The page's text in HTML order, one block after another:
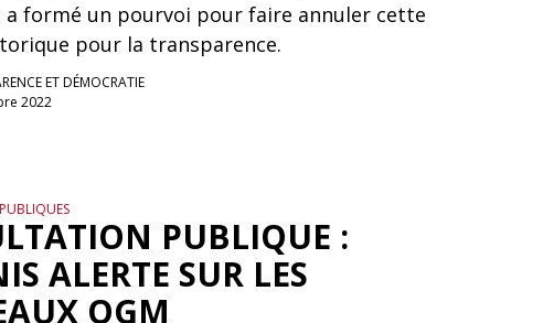
a formé un pourvoi pour faire annuler cette
pour la transparence.
ET DÉMOCRATIE
2022
PUBLIQUE :
ALERTE SUR LES
OGM